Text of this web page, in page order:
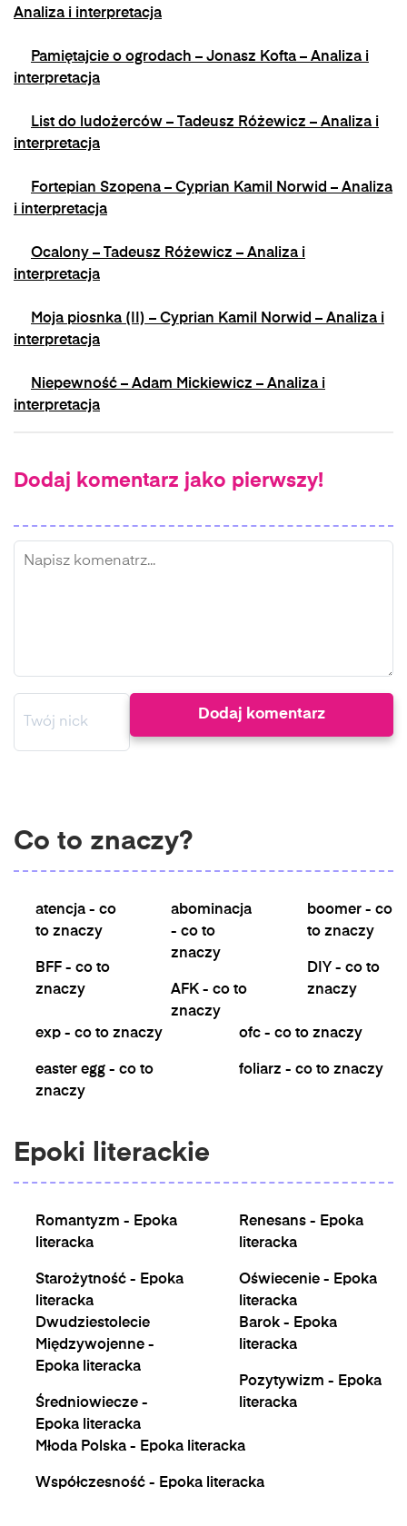
Analiza i interpretacja
Pamiętajcie o ogrodach – Jonasz Kofta – Analiza i
interpretacja
List do ludożerców – Tadeusz Różewicz – Analiza i
interpretacja
Fortepian Szopena – Cyprian Kamil Norwid – Analiza
i interpretacja
Ocalony – Tadeusz Różewicz – Analiza i
interpretacja
Moja piosnka (II) – Cyprian Kamil Norwid – Analiza i
interpretacja
Niepewność – Adam Mickiewicz – Analiza i
interpretacja
Dodaj komentarz jako pierwszy!
Co to znaczy?
atencja - co
to znaczy
BFF - co to
znaczy
abominacja
- co to
znaczy
AFK - co to
znaczy
boomer - co
to znaczy
DIY - co to
znaczy
exp - co to znaczy
easter egg - co to
znaczy
ofc - co to znaczy
foliarz - co to znaczy
Epoki literackie
Romantyzm - Epoka
literacka
Starożytność - Epoka
literacka
Renesans - Epoka
literacka
Oświecenie - Epoka
literacka
Dwudziestolecie
Międzywojenne -
Epoka literacka
Średniowiecze -
Epoka literacka
Barok - Epoka
literacka
Pozytywizm - Epoka
literacka
Młoda Polska - Epoka literacka
Współczesność - Epoka literacka